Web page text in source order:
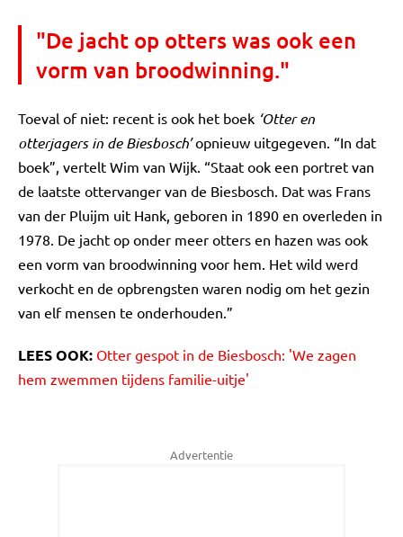
"De jacht op otters was ook een
vorm van broodwinning."
Toeval of niet: recent is ook het boek ‘Otter en
otterjagers in de Biesbosch’opnieuw uitgegeven. “In dat
boek”, vertelt Wim van Wijk. “Staat ook een portret van
de laatste ottervanger van de Biesbosch. Dat was Frans
van der Pluijm uit Hank, geboren in 1890 en overleden in
1978. De jacht op onder meer otters en hazen was ook
een vorm van broodwinning voor hem. Het wild werd
verkocht en de opbrengsten waren nodig om het gezin
van elf mensen te onderhouden.”
LEES OOK: Otter gespot in de Biesbosch: 'We zagen
hem zwemmen tijdens familie-uitje'
Advertentie